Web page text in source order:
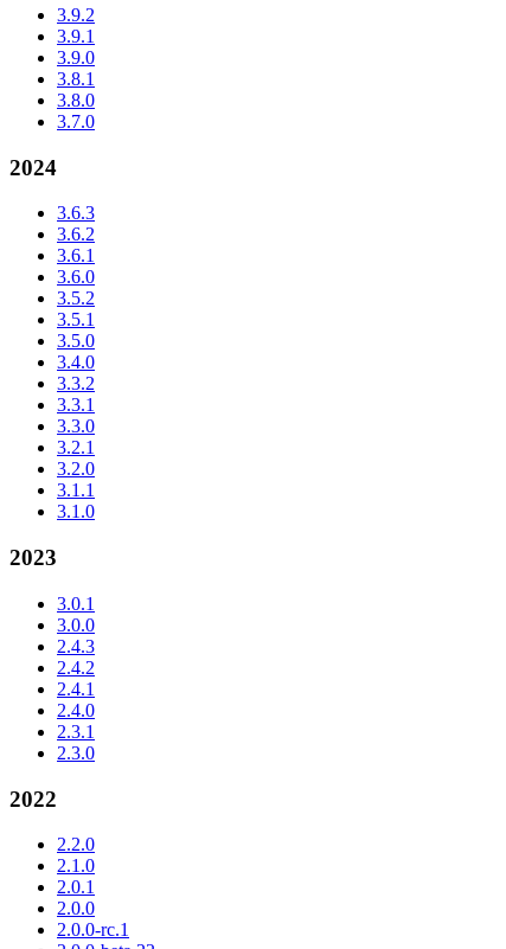
3.9.2
3.9.1
3.9.0
3.8.1
3.8.0
3.7.0
2024
3.6.3
3.6.2
3.6.1
3.6.0
3.5.2
3.5.1
3.5.0
3.4.0
3.3.2
3.3.1
3.3.0
3.2.1
3.2.0
3.1.1
3.1.0
2023
3.0.1
3.0.0
2.4.3
2.4.2
2.4.1
2.4.0
2.3.1
2.3.0
2022
2.2.0
2.1.0
2.0.1
2.0.0
2.0.0-rc.1